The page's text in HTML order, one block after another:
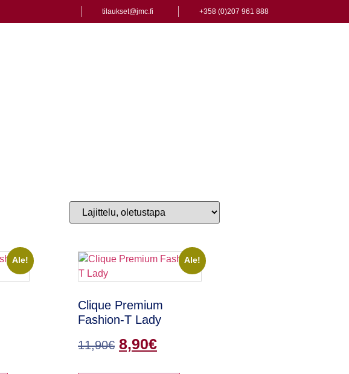
tilaukset@jmc.fi +358 (0)207 961 888
Ale! Ale!
Clique Premium
Fashion-T Lady
11,90€ 8,90€